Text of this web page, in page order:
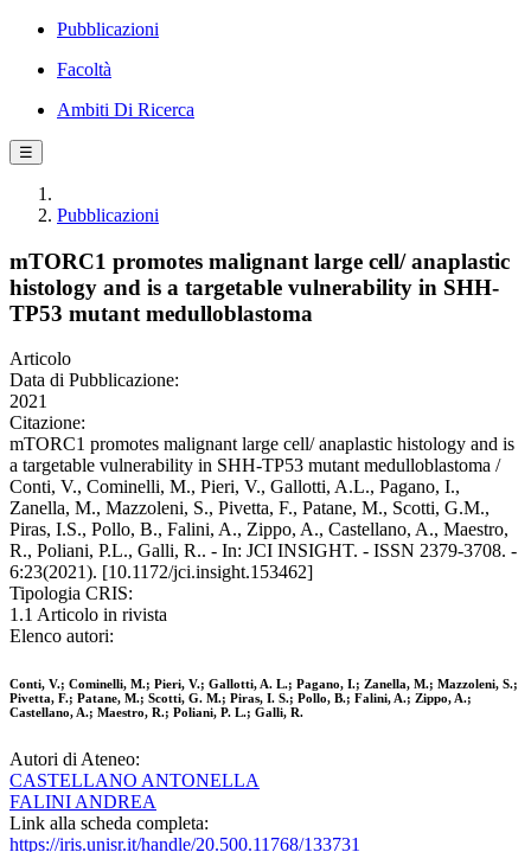
Pubblicazioni
Facoltà
Ambiti Di Ricerca
☰
Pubblicazioni
mTORC1 promotes malignant large cell/ anaplastic
histology and is a targetable vulnerability in SHH-
TP53 mutant medulloblastoma
Articolo
Data di Pubblicazione:
2021
Citazione:
mTORC1 promotes malignant large cell/ anaplastic histology and is
a targetable vulnerability in SHH-TP53 mutant medulloblastoma /
Conti, V., Cominelli, M., Pieri, V., Gallotti, A.L., Pagano, I.,
Zanella, M., Mazzoleni, S., Pivetta, F., Patane, M., Scotti, G.M.,
Piras, I.S., Pollo, B., Falini, A., Zippo, A., Castellano, A., Maestro,
R., Poliani, P.L., Galli, R.. - In: JCI INSIGHT. - ISSN 2379-3708. -
6:23(2021). [10.1172/jci.insight.153462]
Tipologia CRIS:
1.1 Articolo in rivista
Elenco autori:
Conti, V.; Cominelli, M.; Pieri, V.; Gallotti, A. L.; Pagano, I.; Zanella, M.; Mazzoleni, S.;
Pivetta, F.; Patane, M.; Scotti, G. M.; Piras, I. S.; Pollo, B.; Falini, A.; Zippo, A.;
Castellano, A.; Maestro, R.; Poliani, P. L.; Galli, R.
Autori di Ateneo:
CASTELLANO ANTONELLA
FALINI ANDREA
Link alla scheda completa:
https://iris.unisr.it/handle/20.500.11768/133731